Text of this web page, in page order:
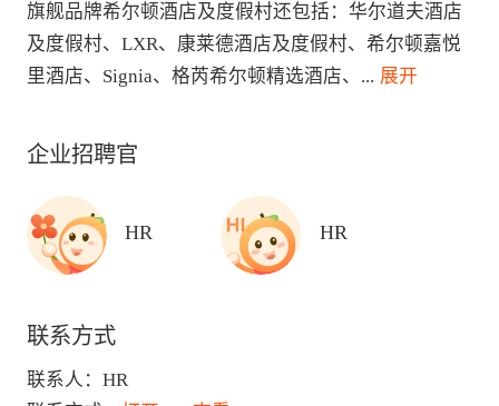
旗舰品牌希尔顿酒店及度假村还包括：华尔道夫酒店
及度假村、LXR、康莱德酒店及度假村、希尔顿嘉悦
里酒店、Signia、格芮希尔顿精选酒店、 ... 展开
企业招聘官
HR HR
联系方式
联系人： HR